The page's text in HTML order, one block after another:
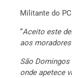
Militante do
“Aceito este
aos
São
onde apetece